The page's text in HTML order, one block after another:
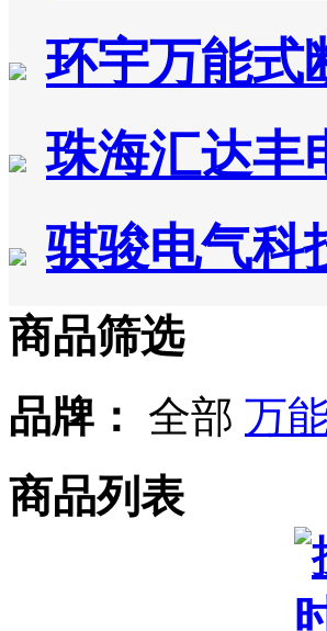
环宇万能式
珠海汇达丰
骐骏电气科
商品筛选
品牌： 全部 万
商品列表